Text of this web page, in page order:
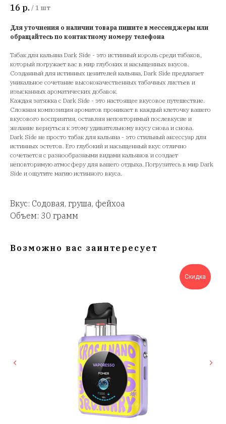
16 р. /1 шт
Для уточнения о наличии товара пишите в мессенджеры или
обращайтесь по контактному номеру телефона
Табак для кальяна Dark Side - это истинный король среди табаков,
который погружает вас в мир глубоких и насыщенных вкусов.
Созданный для истинных ценителей кальяна, Dark Side предлагает
уникальное сочетание высококачественных табачных листьев и
изысканных ароматических добавок.
Каждая затяжка с Dark Side - это настоящее вкусовое путешествие.
Сложная композиция ароматов проникает в каждый клеточку вашего
вкусового восприятия, оставляя неповторимый послевкусие и
желание вернуться к этому удивительному вкусу снова и снова.
Dark Side не просто табак для кальяна - это стильный аксессуар для
истинных эстетов. Его глубокий и насыщенный вкус отлично
сочетается с разнообразными видами кальянов и создает
неповторимую атмосферу для вашего отдыха. Погрузитесь в мир Dark
Side и ощутите магию истинного вкуса.
Вкус: Содовая, груша, фейхоа
Объем: 30 грамм
Возможно вас заинтересует
Скидка